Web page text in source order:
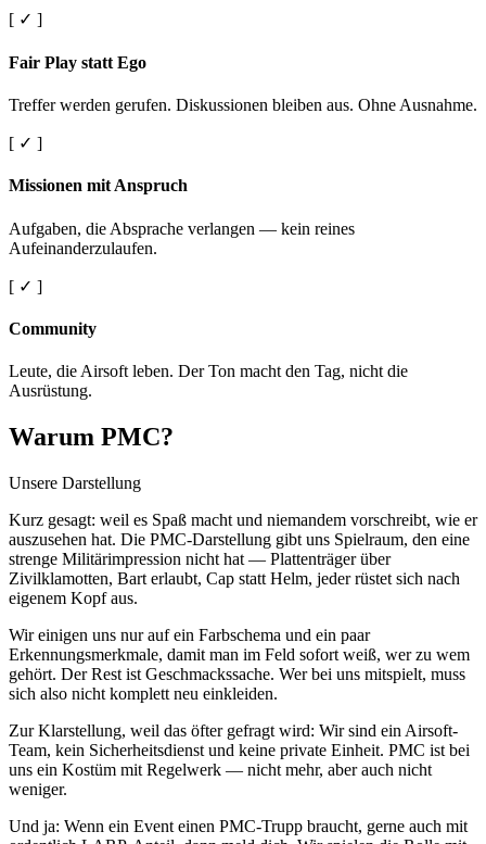
[ ✓ ]
Fair Play statt Ego
Treffer werden gerufen. Diskussionen bleiben aus. Ohne Ausnahme.
[ ✓ ]
Missionen mit Anspruch
Aufgaben, die Absprache verlangen — kein reines
Aufeinanderzulaufen.
[ ✓ ]
Community
Leute, die Airsoft leben. Der Ton macht den Tag, nicht die
Ausrüstung.
Warum PMC?
Unsere Darstellung
Kurz gesagt: weil es Spaß macht und niemandem vorschreibt, wie er
auszusehen hat. Die PMC-Darstellung gibt uns Spielraum, den eine
strenge Militärimpression nicht hat — Plattenträger über
Zivilklamotten, Bart erlaubt, Cap statt Helm, jeder rüstet sich nach
eigenem Kopf aus.
Wir einigen uns nur auf ein Farbschema und ein paar
Erkennungsmerkmale, damit man im Feld sofort weiß, wer zu wem
gehört. Der Rest ist Geschmackssache. Wer bei uns mitspielt, muss
sich also nicht komplett neu einkleiden.
Zur Klarstellung, weil das öfter gefragt wird: Wir sind ein Airsoft-
Team, kein Sicherheitsdienst und keine private Einheit. PMC ist bei
uns ein Kostüm mit Regelwerk — nicht mehr, aber auch nicht
weniger.
Und ja: Wenn ein Event einen PMC-Trupp braucht, gerne auch mit